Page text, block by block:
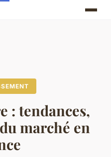
: tendances,
marché en